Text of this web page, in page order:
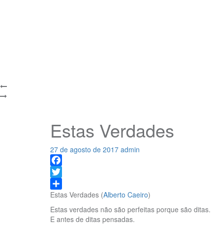
Estas Verdades
27 de agosto de 2017 admin
Facebook
Twitter
Share
Estas Verdades (Alberto Caeiro)
Estas verdades não são perfeitas porque são ditas.
E antes de ditas pensadas.